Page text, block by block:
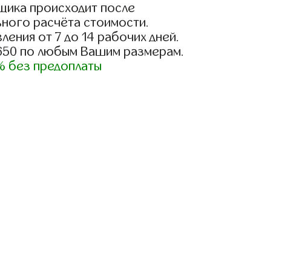
происходит после
расчёта стоимости.
от 7 до 14 рабочих дней.
по любым Вашим размерам.
без предоплаты